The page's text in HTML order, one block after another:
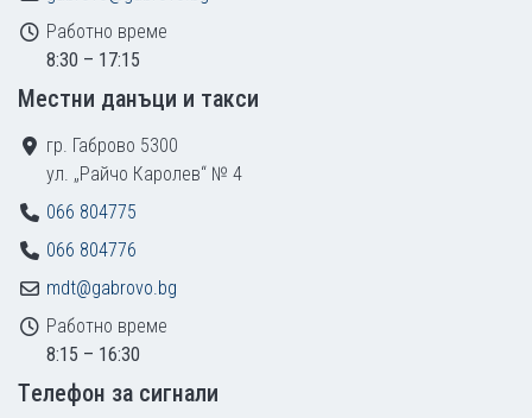
Работно време
8:30 – 17:15
Местни данъци и такси
гр. Габрово 5300
ул. „Райчо Каролев“ № 4
066 804775
066 804776
mdt@gabrovo.bg
Работно време
8:15 – 16:30
Tелефон за сигнали